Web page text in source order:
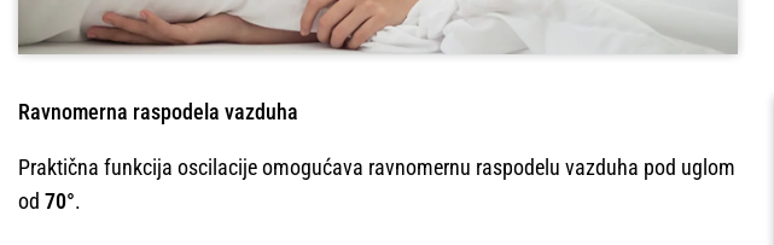
Ravnomerna raspodela vazduha
Praktična funkcija oscilacije omogućava ravnomernu raspodelu vazduha pod uglom
od 70°.